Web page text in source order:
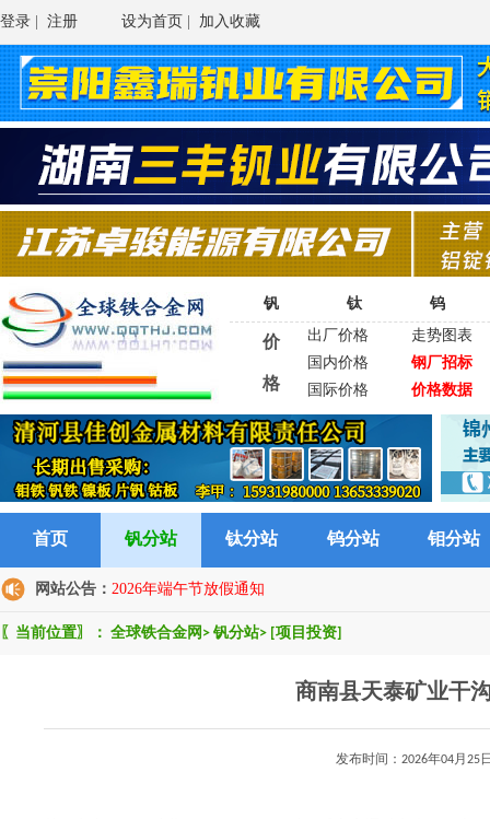
登录 注册 设为首页 加入收藏
钒 钛 钨
价
格
出厂价格
走势图表
国内价格
钢厂招标
国际价格
价格数据
首页 钒分站 钛分站 钨分站 钼分站
网站公告： 2026年端午节放假通知
〖当前位置〗： 全球铁合金网 > 钒分站> [项目投资]
商南县天泰矿业干
发布时间：2026年04月